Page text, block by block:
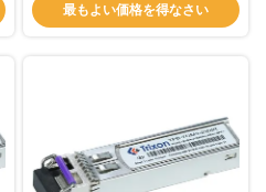
タ SFP+トランシーバーモジュー
ル -5~70°C温度範囲
最もよい価格を得なさい